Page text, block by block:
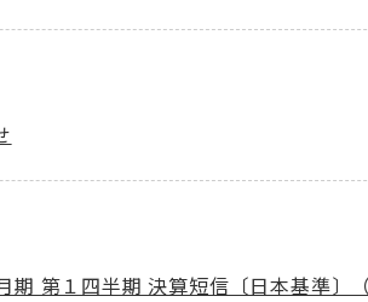
第１四半期 決算短信〔日本基準〕